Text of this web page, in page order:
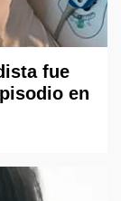
fue
en